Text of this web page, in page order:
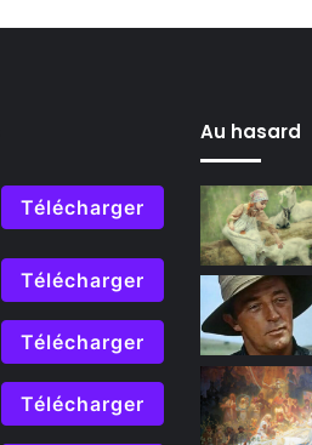
Télécharger
Télécharger
Télécharger
Télécharger
Au hasard